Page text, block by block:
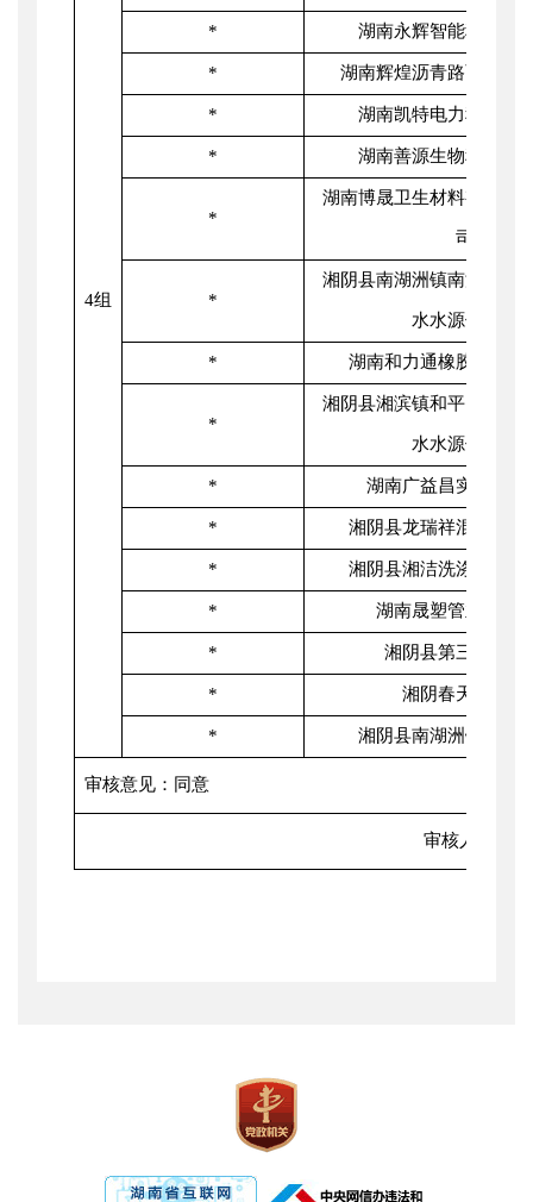
4组
* 湖南永辉智能科技有
* 湖南辉煌沥青路面工程
* 湖南凯特电力科技有
* 湖南善源生物科技有
*
湖南博晟卫生材料有限公
司
*
湘阴县南湖洲镇南湖水厂
水水源保护区
* 湖南和力通橡胶制品有
*
湘阴县湘滨镇和平闸水厂
水水源保护区
* 湖南广益昌实业有限
* 湘阴县龙瑞祥混凝土有
* 湘阴县湘洁洗涤服务有
* 湖南晟塑管业有限
* 湘阴县第三人民医
* 湘阴春天家具厂
* 湘阴县南湖洲镇污水
审核意见：同意
审核人：